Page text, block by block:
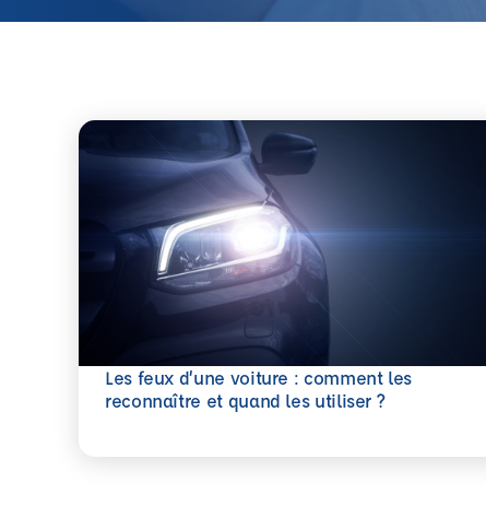
Les feux d’une voiture : comment les
reconnaître et quand les utiliser ?
En savoir plus